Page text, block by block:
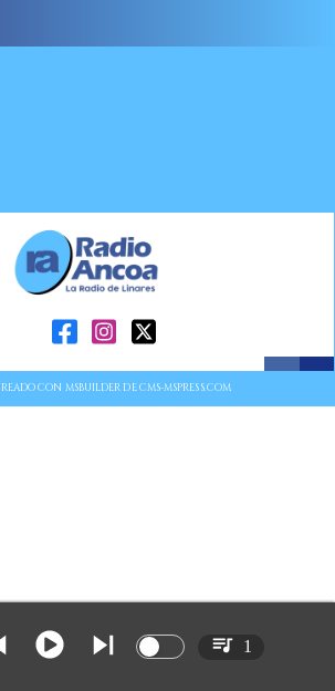
CON MSBUILDER DE CMS-MSPRESS.COM
1